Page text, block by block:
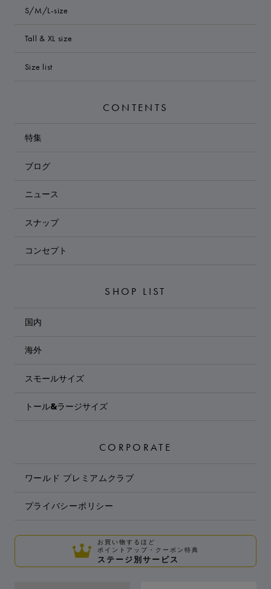
S/M/L-size
Tall & XL size
Size list
CONTENTS
特集
ブログ
ニュース
スナップ
コンセプト
SHOP LIST
国内
海外
スモールサイズ
トール&ラージサイズ
CORPORATE
ワールド プレミアムクラブ
プライバシーポリシー
お買い物するほど
ポイントアップ・クーポン特典
ステージ別サービス